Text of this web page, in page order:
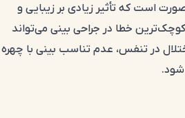
است که تأثیر زیادی بر زیبایی و
کوچک‌ترین خطا در جراحی بینی می‌تواند
در تنفس، عدم تناسب بینی با چهره
شود.